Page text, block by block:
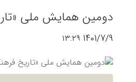
دومین همایش ملی
1401/7/9 ۱۳:۲۹